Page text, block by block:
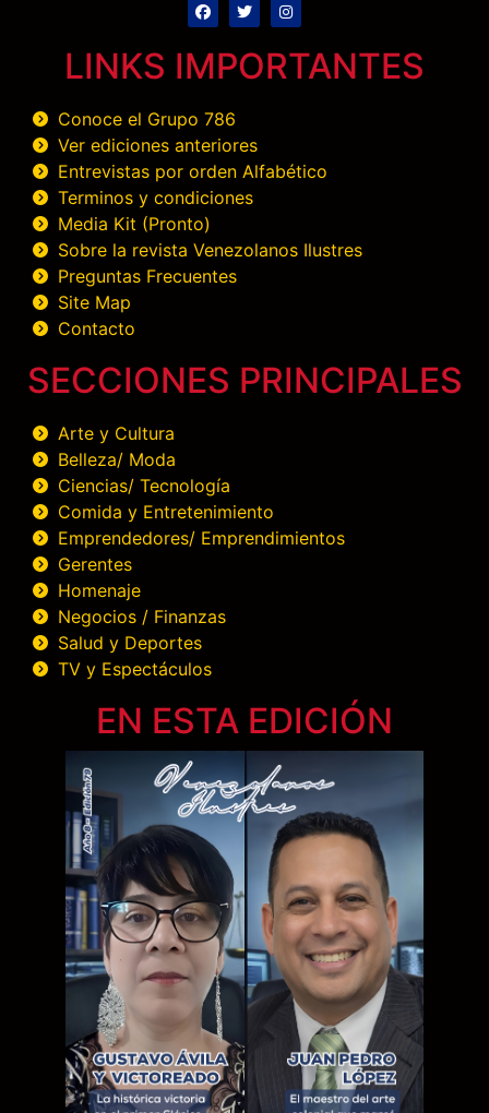
LINKS IMPORTANTES
Conoce el Grupo 786
Ver ediciones anteriores
Entrevistas por orden Alfabético
Terminos y condiciones
Media Kit (Pronto)
Sobre la revista Venezolanos Ilustres
Preguntas Frecuentes
Site Map
Contacto
SECCIONES PRINCIPALES
Arte y Cultura
Belleza/ Moda
Ciencias/ Tecnología
Comida y Entretenimiento
Emprendedores/ Emprendimientos
Gerentes
Homenaje
Negocios / Finanzas
Salud y Deportes
TV y Espectáculos
EN ESTA EDICIÓN